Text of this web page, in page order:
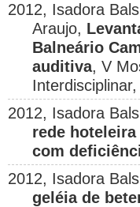
2012, Isadora
Araujo,
Balneário
auditiva, V
2012, Isadora
rede
com
2012, Isadora
geléia de